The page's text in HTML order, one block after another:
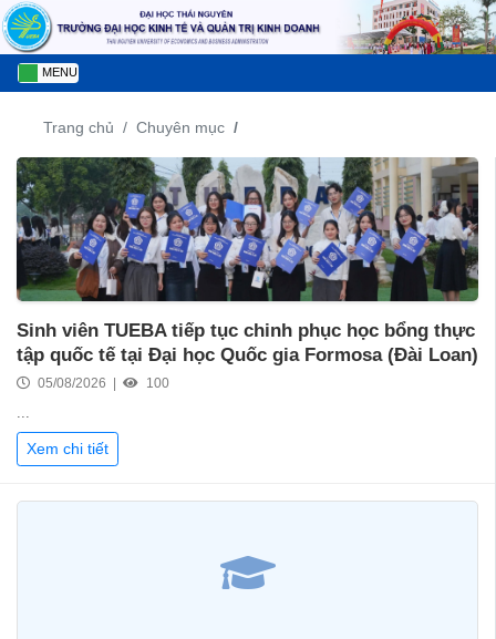
MENU
Trang chủ Chuyên mục
Sinh viên TUEBA tiếp tục chinh phục học bổng thực
tập quốc tế tại Đại học Quốc gia Formosa (Đài Loan)
05/08/2026 | 100
...
Xem chi tiết